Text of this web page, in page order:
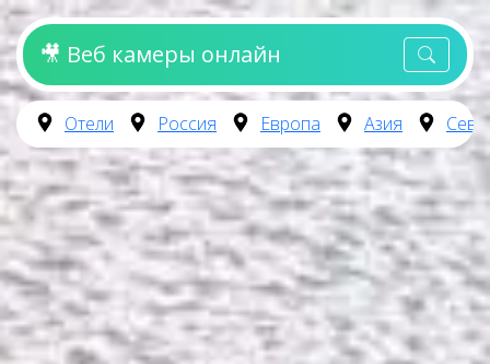
🎥 Веб камеры онлайн
Отели Россия Европа Азия